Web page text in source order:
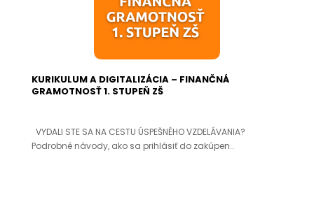
KURIKULUM A DIGITALIZÁCIA – FINANČNÁ
GRAMOTNOSŤ 1. STUPEŇ ZŠ
VYDALI STE SA NA CESTU ÚSPEŠNÉHO VZDELÁVANIA?
Podrobné návody, ako sa prihlásiť do zakúpen..